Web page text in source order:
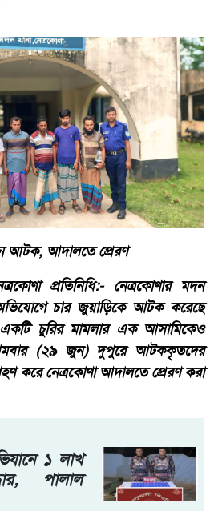
আটক, আদালতে প্রেরণ
প্রতিনিধি:- নেত্রকোণার মদন
চার জুয়াড়িকে আটক করেছে
চুরির মামলার এক আসামিকেও
(২৯ জুন) দুপুরে আটককৃতদের
করে নেত্রকোণা আদালতে প্রেরণ করা
১ লাখ
পালাল